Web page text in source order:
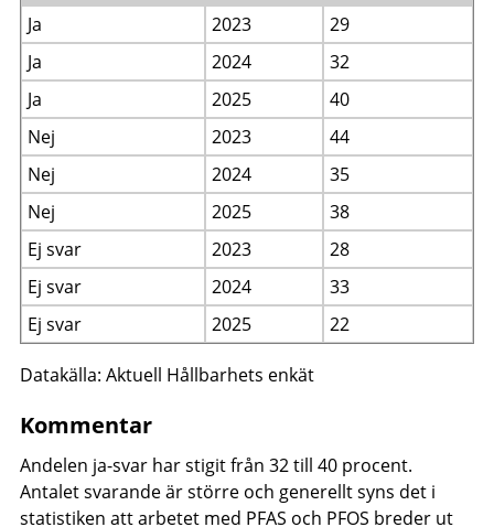
Ja
2023
29
Ja
2024
32
Ja
2025
40
Nej
2023
44
Nej
2024
35
Nej
2025
38
Ej svar
2023
28
Ej svar
2024
33
Ej svar
2025 22
Datakälla: Aktuell Hållbarhets enkät
Kommentar
Andelen ja-svar har stigit från 32 till 40 procent.
Antalet svarande är större och generellt syns det i
statistiken att arbetet med PFAS och PFOS breder ut